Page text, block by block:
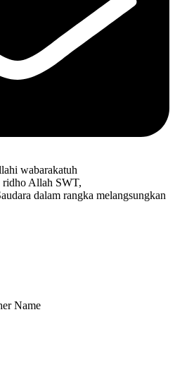
wabarakatuh
ridho Allah SWT,
dalam rangka melangsungkan
Name